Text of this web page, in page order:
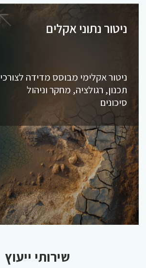
ניטור נתוני אקלים
ניטור אקלימי מבוסס מדידה לצורכי
תכנון, רגולציה, מחקר וניהול
סיכונים
שירותי ייעוץ